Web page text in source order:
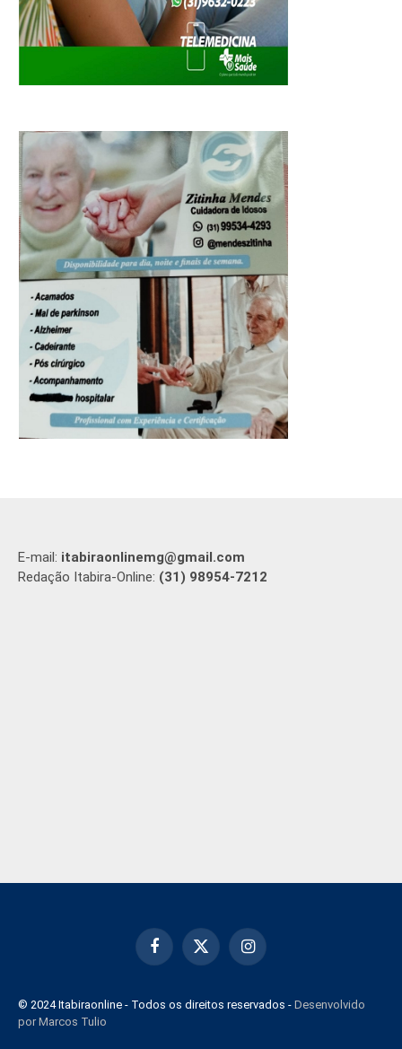
E-mail: itabiraonlinemg@gmail.com
Redação Itabira-Online: (31) 98954-7212
Facebook
X
Instagram
© 2024 Itabiraonline - Todos os direitos reservados - Desenvolvido
por Marcos Tulio